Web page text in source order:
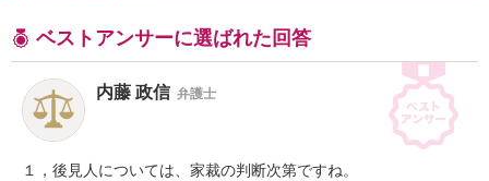
ベストアンサーに選ばれた回答
内藤 政信 弁護士
１，後見人については、家裁の判断次第ですね。